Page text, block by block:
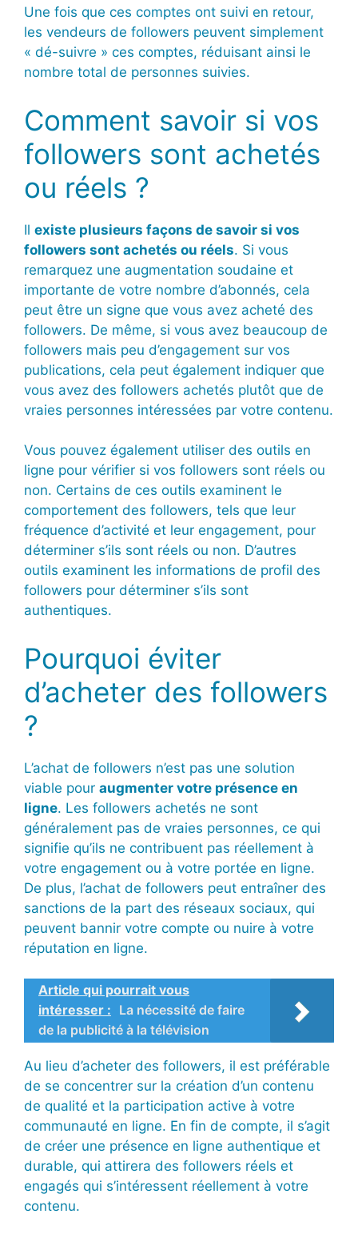
Une fois que ces comptes ont suivi en retour,
les vendeurs de followers peuvent simplement
« dé-suivre » ces comptes, réduisant ainsi le
nombre total de personnes suivies.
Comment savoir si vos
followers sont achetés
ou réels ?
Il existe plusieurs façons de savoir si vos
followers sont achetés ou réels. Si vous
remarquez une augmentation soudaine et
importante de votre nombre d’abonnés, cela
peut être un signe que vous avez acheté des
followers. De même, si vous avez beaucoup de
followers mais peu d’engagement sur vos
publications, cela peut également indiquer que
vous avez des followers achetés plutôt que de
vraies personnes intéressées par votre contenu.
Vous pouvez également utiliser des outils en
ligne pour vérifier si vos followers sont réels ou
non. Certains de ces outils examinent le
comportement des followers, tels que leur
fréquence d’activité et leur engagement, pour
déterminer s’ils sont réels ou non. D’autres
outils examinent les informations de profil des
followers pour déterminer s’ils sont
authentiques.
Pourquoi éviter
d’acheter des followers
?
L’achat de followers n’est pas une solution
viable pour augmenter votre présence en
ligne. Les followers achetés ne sont
généralement pas de vraies personnes, ce qui
signifie qu’ils ne contribuent pas réellement à
votre engagement ou à votre portée en ligne.
De plus, l’achat de followers peut entraîner des
sanctions de la part des réseaux sociaux, qui
peuvent bannir votre compte ou nuire à votre
réputation en ligne.
Article qui pourrait vous
intéresser : La nécessité de faire
de la publicité à la télévision
Au lieu d’acheter des followers, il est préférable
de se concentrer sur la création d’un contenu
de qualité et la participation active à votre
communauté en ligne. En fin de compte, il s’agit
de créer une présence en ligne authentique et
durable, qui attirera des followers réels et
engagés qui s’intéressent réellement à votre
contenu.